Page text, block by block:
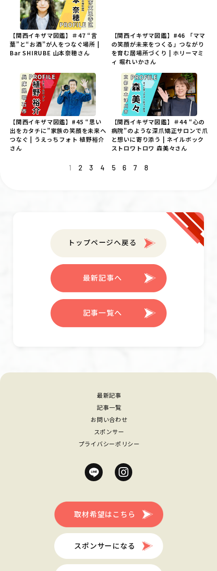
【関西イキザマ図鑑】＃47 “言
葉”と“お酒”が人をつなぐ場所 |
Bar SHIRUBE 山本奈穂さん
【関西イキザマ図鑑】#46 「ママ
の笑顔が未来をつくる」つながり
を育む居場所づくり | ホリーマミ
ィ 堀れいかさん
【関西イキザマ図鑑】#45 “思い
出をカタチに”家族の笑顔を未来へ
つなぐ | うえっちフォト 植野裕介
さん
【関西イキザマ図鑑】＃44 “心の
病院”のような深爪矯正サロンで爪
と想いに寄り添う | ネイルボック
ストロワトロワ 森美々さん
1 2 3 4 5 6 7 8
トップページへ戻る
最新記事へ
記事一覧へ
取材希望はこちら
スポンサーになる
最新記事
記事一覧
お問い合わせ
スポンサー
プライバシーポリシー